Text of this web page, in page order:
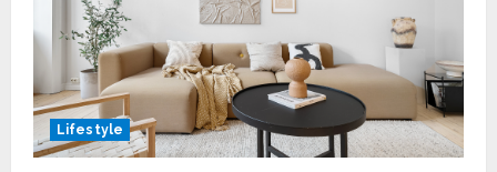
Lifestyle